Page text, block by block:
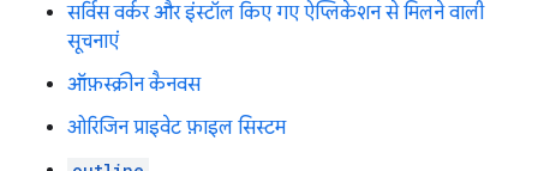
सर्विस वर्कर और इंस्टॉल किए गए ऐप्लिकेशन से मिलने वाली
सूचनाएं
ऑफ़स्क्रीन कैनवस
ओरिजिन प्राइवेट फ़ाइल सिस्टम